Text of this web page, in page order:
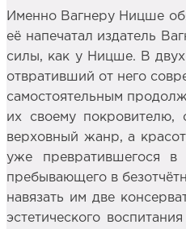
Именно Вагнеру Ницше
её напечатал издатель
силы, как у Ницше. В
отвративший от него
самостоятельным
их своему покровителю,
верховный жанр, а
уже превратившегося в
пребывающего в
навязать им две
эстетического